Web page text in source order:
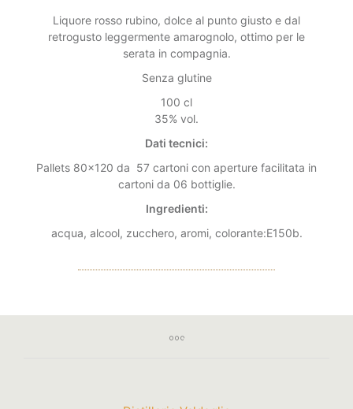
Liquore rosso rubino, dolce al punto giusto e dal
retrogusto leggermente amarognolo, ottimo per le
serata in compagnia.
Senza glutine
100 cl
35% vol.
Dati tecnici:
Pallets 80×120 da 57 cartoni con aperture facilitata in
cartoni da 06 bottiglie.
Ingredienti:
acqua, alcool, zucchero, aromi, colorante:E150b.